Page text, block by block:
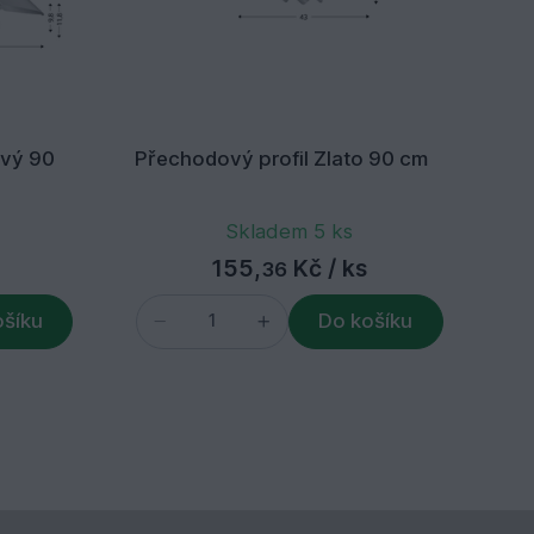
90
Přechodový profil Zlato 90 cm
Skladem 5 ks
155, 36 Kč / ks
Do košíku